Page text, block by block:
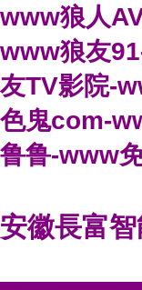
www狼人
www狼友
友TV影院-
色鬼com-
鲁鲁-www
安徽長富